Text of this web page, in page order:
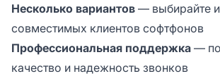
Несколько вариантов — выбирайте
совместимых клиентов софтфонов
Профессиональная поддержка —
качество и надежность звонков